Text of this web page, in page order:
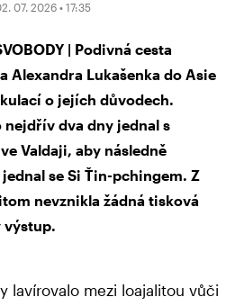
07. 2026 • 17:35
| Podivná cesta
Alexandra Lukašenka do Asie
o jejích důvodech.
nejdřív dva dny jednal s
Valdaji, aby následně
se Si Ťin-pchingem. Z
nevznikla žádná tisková
výstup.
lavírovalo mezi loajalitou vůči